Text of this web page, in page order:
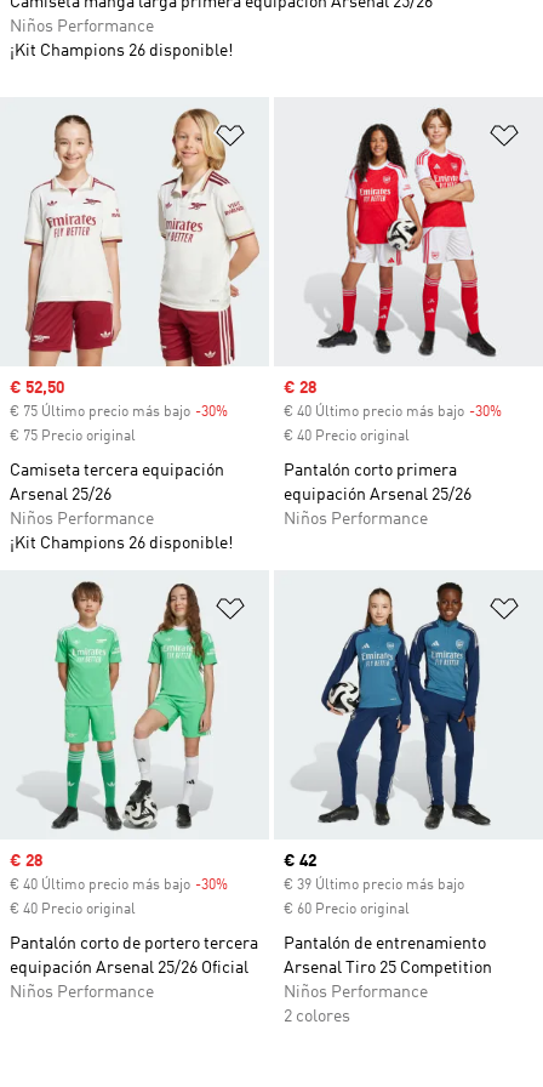
Añadir a la lista de deseos
Precio de venta
€ 52,50
€ 75 Último precio más bajo -30% Descuento
€ 75 Precio original
Camiseta tercera equipación
Arsenal 25/26
Niños Performance
¡Kit Champions 26 disponible!
Precio de venta
€ 28
€ 40 Último precio más bajo -30%
€ 40 Precio original
Pantalón corto primera
equipación Arsenal 25/26
Niños Performance
Añadir a la lista de deseos
Precio de venta
€ 28
€ 40 Último precio más bajo -30% Descuento
€ 40 Precio original
Pantalón corto de portero tercera
equipación Arsenal 25/26 Oficial
Niños Performance
Precio actual
€ 42
€ 39 Último precio más bajo
€ 60 Precio original
Pantalón de entrenamiento
Arsenal Tiro 25 Competition
Niños Performance
2 colores
Niños Performance
¡Kit Champions 26 disponible!